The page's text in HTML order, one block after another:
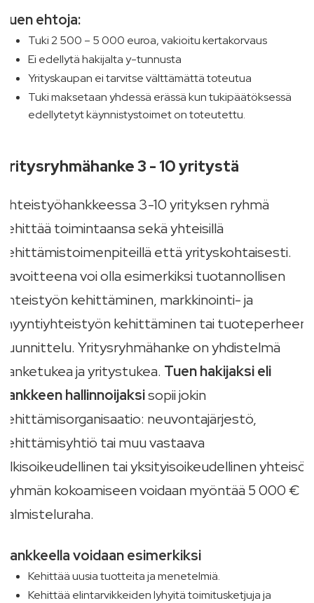
Tuen ehtoja:
Tuki 2 500 – 5 000 euroa, vakioitu kertakorvaus
Ei edellytä hakijalta y-tunnusta
Yrityskaupan ei tarvitse välttämättä toteutua
Tuki maksetaan yhdessä erässä kun tukipäätöksessä
edellytetyt käynnistystoimet on toteutettu.
Yritysryhmähanke 3 - 10 yritystä
Yhteistyöhankkeessa 3-10 yrityksen ryhmä
kehittää toimintaansa sekä yhteisillä
kehittämistoimenpiteillä että yrityskohtaisesti.
Tavoitteena voi olla esimerkiksi tuotannollisen
yhteistyön kehittäminen, markkinointi- ja
myyntiyhteistyön kehittäminen tai tuoteperheen
suunnittelu. Yritysryhmähanke on yhdistelmä
hanketukea ja yritystukea. Tuen hakijaksi eli
hankkeen hallinnoijaksisopii jokin
kehittämisorganisaatio: neuvontajärjestö,
kehittämisyhtiö tai muu vastaava
julkisoikeudellinen tai yksityisoikeudellinen yhteisö.
Ryhmän kokoamiseen voidaan myöntää 5 000 €
valmisteluraha.
Hankkeella voidaan esimerkiksi
Kehittää uusia tuotteita ja menetelmiä.
Kehittää elintarvikkeiden lyhyitä toimitusketjuja ja